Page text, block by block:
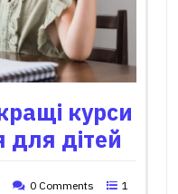
курси
для дітей
0 Comments
1